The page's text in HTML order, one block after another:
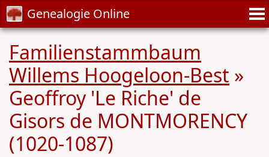
Genealogie Online
Familienstammbaum
Willems Hoogeloon-Best »
Geoffroy 'Le Riche' de
Gisors de MONTMORENCY
(1020-1087)